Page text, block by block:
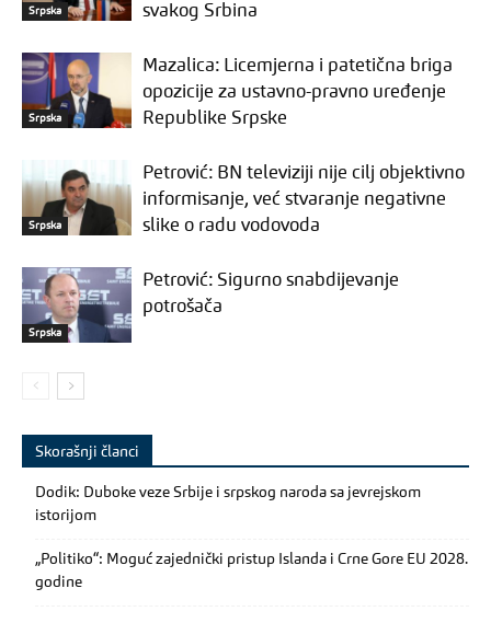
Srpska
svakog Srbina
Srpska
Mazalica: Licemjerna i patetična briga
opozicije za ustavno-pravno uređenje
Republike Srpske
Srpska
Petrović: BN televiziji nije cilj objektivno
informisanje, već stvaranje negativne
slike o radu vodovoda
Srpska
Petrović: Sigurno snabdijevanje
potrošača
Skorašnji članci
Dodik: Duboke veze Srbije i srpskog naroda sa jevrejskom
istorijom
„Politiko“: Moguć zajednički pristup Islanda i Crne Gore EU 2028.
godine